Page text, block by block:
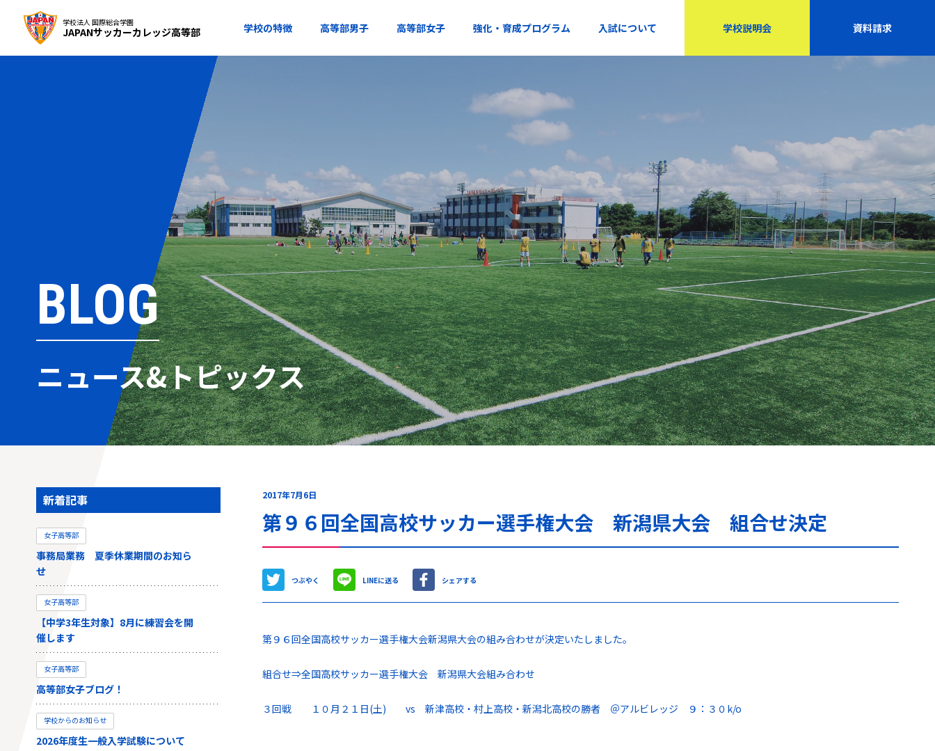
学校法人 国際総合学園
JAPANサッカーカレッジ高等部 学校の特徴 高等部男子 高等部女子 強化・育成プログラム 入試について 学校説明会 資料請求
BLOG
ニュース&トピックス
2017年7月6日
第９６回全国高校サッカー選手権大会 新潟県大会 組合せ決定
つぶやく LINEに送る シェアする
第９６回全国高校サッカー選手権大会新潟県大会の組み合わせが決定いたしました。
組合せ⇒全国高校サッカー選手権大会 新潟県大会組み合わせ
３回戦 １０月２１日(土) vs 新津高校・村上高校・新潟北高校の勝者 ＠アルビレッジ ９：３０k/o
新着記事
女子高等部
事務局業務 夏季休業期間のお知ら
せ
女子高等部
【中学3年生対象】8月に練習会を開
催します
女子高等部
高等部女子ブログ！
学校からのお知らせ
2026年度生一般入学試験について